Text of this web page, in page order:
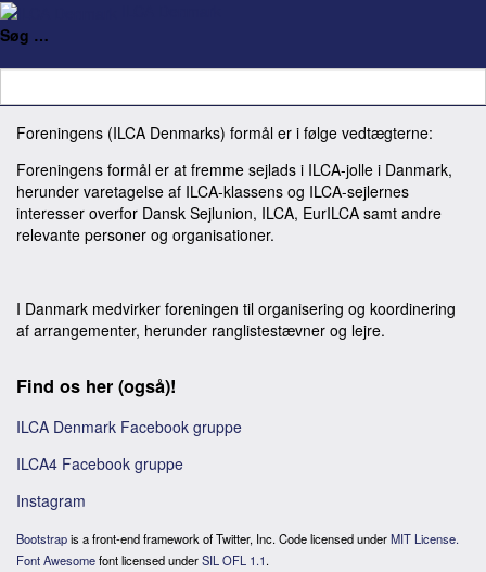
Søg …
Formål
Foreningens (ILCA Denmarks) formål er i følge vedtægterne:
Foreningens formål er at fremme sejlads i ILCA-jolle i Danmark,
herunder varetagelse af ILCA-klassens og ILCA-sejlernes
interesser overfor Dansk Sejlunion, ILCA, EurILCA samt andre
relevante personer og organisationer.
I Danmark medvirker foreningen til organisering og koordinering
af arrangementer, herunder ranglistestævner og lejre.
Find os her (også)!
ILCA Denmark Facebook gruppe
ILCA4 Facebook gruppe
Instagram
Bootstrapis a front-end framework of Twitter, Inc. Code licensed underMIT License.
Font Awesomefont licensed underSIL OFL 1.1.